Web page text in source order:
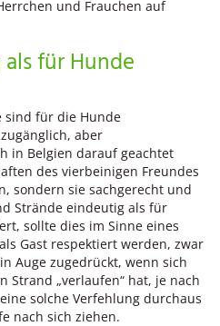
und Frauchen auf
für Hunde
sind für die Hunde
aber
in Belgien darauf geachtet
des vierbeinigen Freundes
sondern sie sachgerecht und
Strände eindeutig als für
sollte dies im Sinne eines
Gast respektiert werden, zwar
Auge zugedrückt, wenn sich
Strand „verlaufen“ hat, je nach
solche Verfehlung durchaus
nach sich ziehen.